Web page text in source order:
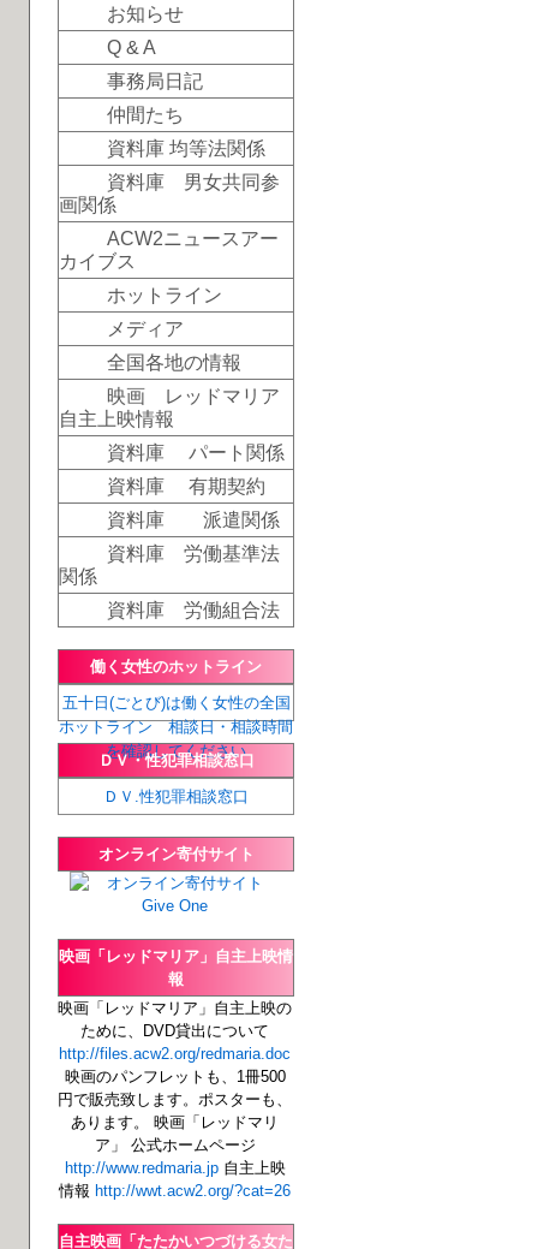
お知らせ
Q & A
事務局日記
仲間たち
資料庫 均等法関係
資料庫 男女共同参
画関係
ACW2ニュースアー
カイブス
ホットライン
メディア
全国各地の情報
映画 レッドマリア
自主上映情報
資料庫 パート関係
資料庫 有期契約
資料庫 派遣関係
資料庫 労働基準法
関係
資料庫 労働組合法
働く女性のホットライン
五十日(ごとび)は働く女性の全国
ホットライン 相談日・相談時間
を確認してください
ＤＶ・性犯罪相談窓口
ＤＶ.性犯罪相談窓口
オンライン寄付サイト
映画「レッドマリア」自主上映情
報
映画「レッドマリア」自主上映の
ために、DVD貸出について
http://files.acw2.org/redmaria.doc
映画のパンフレットも、1冊500
円で販売致します。ポスターも、
あります。 映画「レッドマリ
ア」 公式ホームページ
http://www.redmaria.jp自主上映
情報 http://wwt.acw2.org/?cat=26
自主映画「たたかいつづける女た